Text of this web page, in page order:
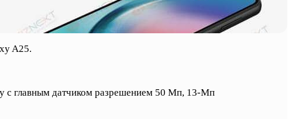
A25.
с главным датчиком разрешением 50 Мп, 13-Мп